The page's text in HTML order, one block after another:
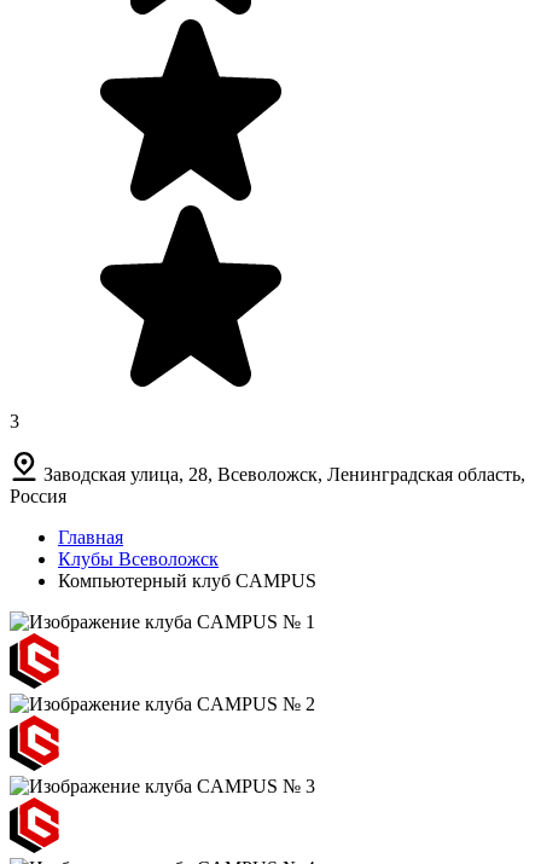
3
Заводская улица, 28, Всеволожск, Ленинградская область,
Россия
Главная
Клубы Всеволожск
Компьютерный клуб CAMPUS